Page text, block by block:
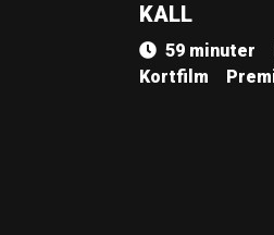
KALL
59 minuter
Kortfilm